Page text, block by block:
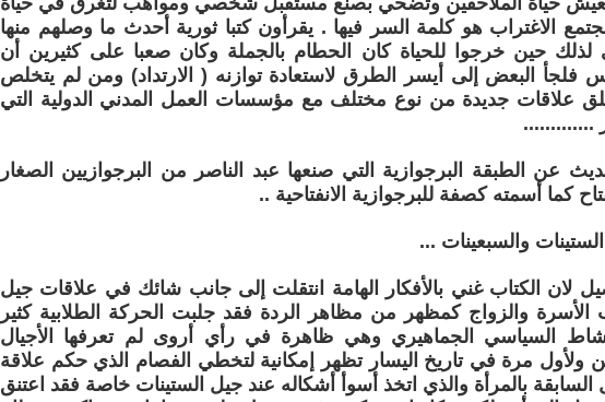
الاغتراب هو كلمة السر فيها . يقرأون كتبا ثورية أحدث ما وصلهم منها
لذلك حين خرجوا للحياة كان الحطام بالجملة وكان صعبا على كثيرين أن
فلجأ البعض إلى أيسر الطرق لاستعادة توازنه ( الارتداد) ومن لم يتخلص
علاقات جديدة من نوع مختلف مع مؤسسات العمل المدني الدولية التي
.............
عن الطبقة البرجوازية التي صنعها عبد الناصر من البرجوازيين الصغار
كما أسمته كصفة للبرجوازية الانفتاحية ..
والسبعينات ...
لان الكتاب غني بالأفكار الهامة انتقلت إلى جانب شائك في علاقات جيل
الأسرة والزواج كمظهر من مظاهر الردة فقد جلبت الحركة الطلابية كثير
السياسي الجماهيري وهي ظاهرة في رأي أروى لم تعرفها الأجيال
ولأول مرة في تاريخ اليسار تظهر إمكانية لتخطي الفصام الذي حكم علاقة
السابقة بالمرأة والذي اتخذ أسوأ أشكاله عند جيل الستينات خاصة فقد اعتنق